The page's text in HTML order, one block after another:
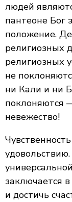
людей
пантеоне Бог
положение.
религиозных
религиозных
не
ни Кали и ни
поклоняются
невежество!
заключается
и достичь